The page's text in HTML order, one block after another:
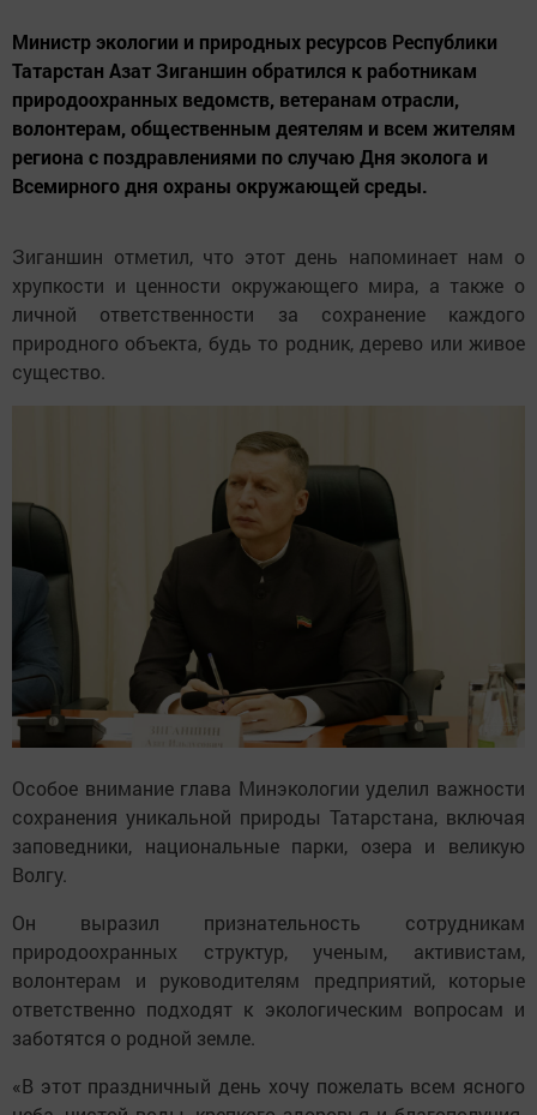
Министр экологии и природных ресурсов Республики
Татарстан Азат Зиганшин обратился к работникам
природоохранных ведомств, ветеранам отрасли,
волонтерам, общественным деятелям и всем жителям
региона с поздравлениями по случаю Дня эколога и
Всемирного дня охраны окружающей среды.
Зиганшин отметил, что этот день напоминает нам о
хрупкости и ценности окружающего мира, а также о
личной ответственности за сохранение каждого
природного объекта, будь то родник, дерево или живое
существо.
Особое внимание глава Минэкологии уделил важности
сохранения уникальной природы Татарстана, включая
заповедники, национальные парки, озера и великую
Волгу.
Он выразил признательность сотрудникам
природоохранных структур, ученым, активистам,
волонтерам и руководителям предприятий, которые
ответственно подходят к экологическим вопросам и
заботятся о родной земле.
«В этот праздничный день хочу пожелать всем ясного